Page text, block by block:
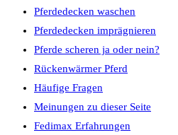
Pferdedecken waschen
Pferdedecken imprägnieren
Pferde scheren ja oder nein?
Rückenwärmer Pferd
Häufige Fragen
Meinungen zu dieser Seite
Fedimax Erfahrungen